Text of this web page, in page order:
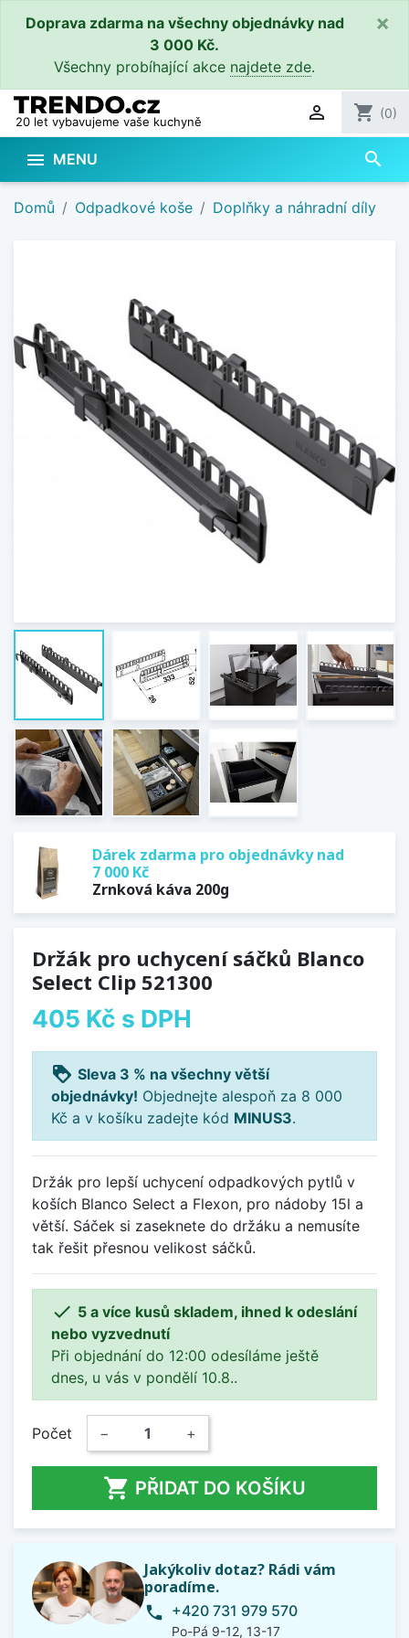
Doprava zdarma na všechny objednávky nad
3 000 Kč.
Všechny probíhající akce najdete zde.
×
20 let vybavujeme vaše kuchyně  shopping_cart (0)
 MENU search
Domů Odpadkové koše Doplňky a náhradní díly
Dárek zdarma pro objednávky nad
7 000 Kč
Zrnková káva 200g
Držák pro uchycení sáčků Blanco
Select Clip 521300
405 Kč s DPH
loyalty Sleva 3 % na všechny větší
objednávky! Objednejte alespoň za 8 000
Kč a v košíku zadejte kód MINUS3.
Držák pro lepší uchycení odpadkových pytlů v
koších Blanco Select a Flexon, pro nádoby 15l a
větší. Sáček si zaseknete do držáku a nemusíte
tak řešit přesnou velikost sáčků.
 5 a více kusů skladem, ihned k odeslání
nebo vyzvednutí
Při objednání do 12:00 odesíláme ještě
dnes, u vás v pondělí 10.8..
Počet − +
 PŘIDAT DO KOŠÍKU
Jakýkoliv dotaz? Rádi vám
poradíme.
phone +420 731 979 570
Po-Pá 9-12, 13-17